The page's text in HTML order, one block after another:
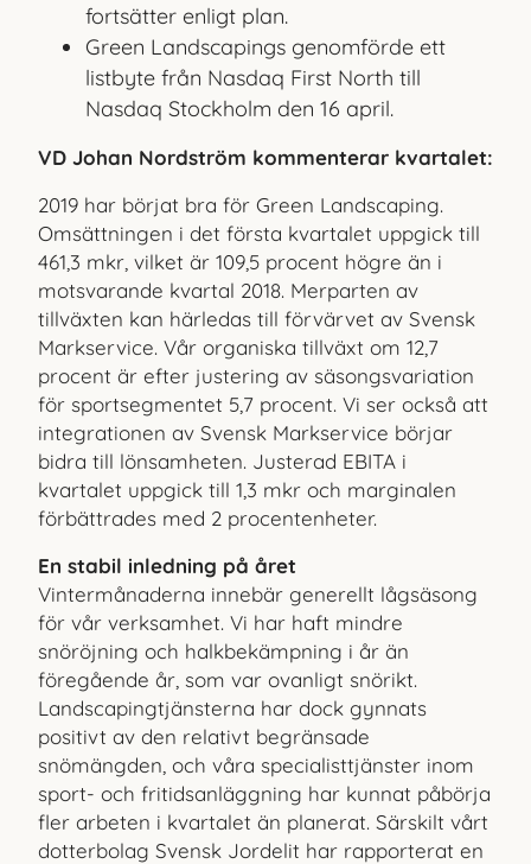
fortsätter enligt plan.
Green Landscapings genomförde ett
listbyte från Nasdaq First North till
Nasdaq Stockholm den 16 april.
VD Johan Nordström kommenterar kvartalet:
2019 har börjat bra för Green Landscaping.
Omsättningen i det första kvartalet uppgick till
461,3 mkr, vilket är 109,5 procent högre än i
motsvarande kvartal 2018. Merparten av
tillväxten kan härledas till förvärvet av Svensk
Markservice. Vår organiska tillväxt om 12,7
procent är efter justering av säsongsvariation
för sportsegmentet 5,7 procent. Vi ser också att
integrationen av Svensk Markservice börjar
bidra till lönsamheten. Justerad EBITA i
kvartalet uppgick till 1,3 mkr och marginalen
förbättrades med 2 procentenheter.
En stabil inledning på året
Vintermånaderna innebär generellt lågsäsong
för vår verksamhet. Vi har haft mindre
snöröjning och halkbekämpning i år än
föregående år, som var ovanligt snörikt.
Landscapingtjänsterna har dock gynnats
positivt av den relativt begränsade
snömängden, och våra specialisttjänster inom
sport- och fritidsanläggning har kunnat påbörja
fler arbeten i kvartalet än planerat. Särskilt vårt
dotterbolag Svensk Jordelit har rapporterat en